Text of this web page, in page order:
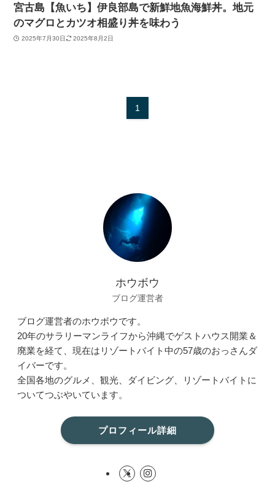
宮古島【魚いち】伊良部島で新鮮地魚海鮮丼。地元
のマグロとカツオ相盛り丼を味わう
2025年7月30日 2025年8月2日
1
ホウボウ
ブログ運営者
ブログ運営者のホウボウです。
20年のサラリーマンライフから沖縄でゲストハウス開業＆
廃業を経て、現在はリゾートバイト中の57歳のおっさんダ
イバーです。
全国各地のグルメ、観光、ダイビング、リゾートバイトに
ついてつぶやいています。
プロフィール詳細